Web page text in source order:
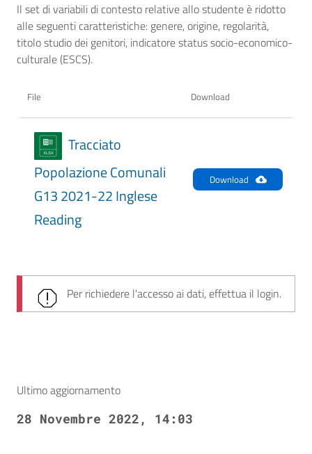
Il set di variabili di contesto relative allo studente è ridotto
alle seguenti caratteristiche: genere, origine, regolarità,
titolo studio dei genitori, indicatore status socio-economico-
culturale (ESCS).
File Download
Tracciato
Popolazione Comunali
G13 2021-22 Inglese
Reading
Download
Per richiedere l'accesso ai dati, effettua il login.
Ultimo aggiornamento
28 Novembre 2022, 14:03